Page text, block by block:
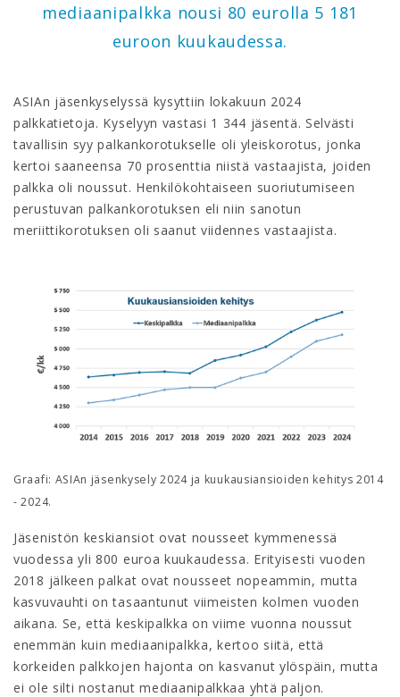
mediaanipalkka nousi 80 eurolla 5 181
euroon kuukaudessa.
ASIAn jäsenkyselyssä kysyttiin lokakuun 2024
palkkatietoja. Kyselyyn vastasi 1 344 jäsentä. Selvästi
tavallisin syy palkankorotukselle oli yleiskorotus, jonka
kertoi saaneensa 70 prosenttia niistä vastaajista, joiden
palkka oli noussut. Henkilökohtaiseen suoriutumiseen
perustuvan palkankorotuksen eli niin sanotun
meriittikorotuksen oli saanut viidennes vastaajista.
Graafi: ASIAn jäsenkysely 2024 ja kuukausiansioiden kehitys 2014
- 2024.
Jäsenistön keskiansiot ovat nousseet kymmenessä
vuodessa yli 800 euroa kuukaudessa. Erityisesti vuoden
2018 jälkeen palkat ovat nousseet nopeammin, mutta
kasvuvauhti on tasaantunut viimeisten kolmen vuoden
aikana. Se, että keskipalkka on viime vuonna noussut
enemmän kuin mediaanipalkka, kertoo siitä, että
korkeiden palkkojen hajonta on kasvanut ylöspäin, mutta
ei ole silti nostanut mediaanipalkkaa yhtä paljon.